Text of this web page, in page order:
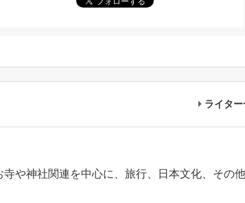
ライタ
や神社関連を中心に、旅行、日本文化、その